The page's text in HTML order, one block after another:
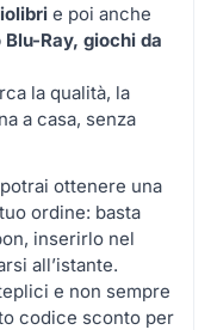
e poi anche
Ray, giochi da
la qualità, la
a casa, senza
ottenere una
ordine: basta
inserirlo nel
all’istante.
e non sempre
codice sconto per